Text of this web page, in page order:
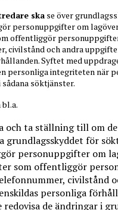
ska se över
personuppgifter om
offentliggör
civilstånd och andra
Syftet med
personliga integriteten när
söktjänster.
och ta ställning till om
grundlagsskyddet för
personuppgifter om
som offentliggör
civilstånd
personliga
redovisa de ändringar i